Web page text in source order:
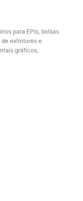
para EPIs, bolsas
extintores e
gráficos,